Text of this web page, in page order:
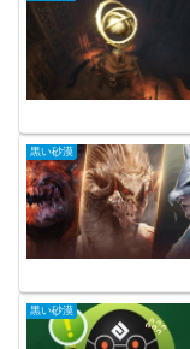
黒い砂漠
黒い砂漠